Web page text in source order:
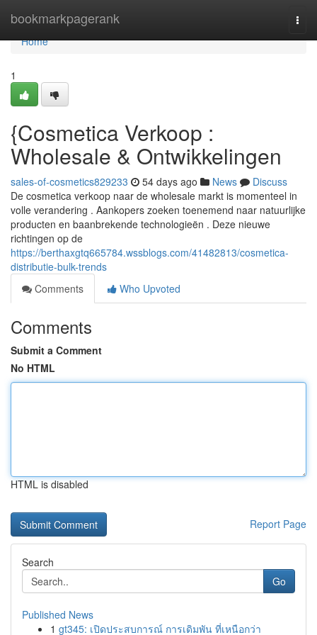
bookmarkpagerank
Home
Home
1
{Cosmetica Verkoop :
Wholesale & Ontwikkelingen
sales-of-cosmetics829233 54 days ago News
Discuss
De cosmetica verkoop naar de wholesale markt is momenteel in
volle verandering . Aankopers zoeken toenemend naar natuurlijke
producten en baanbrekende technologieën . Deze nieuwe
richtingen op de
https://berthaxgtq665784.wssblogs.com/41482813/cosmetica-
distributie-bulk-trends
Comments
Who Upvoted
Comments
Submit a Comment
No HTML
HTML is disabled
Report Page
Search
Go
Published News
1 gt345: เปิดประสบการณ์ การเดิมพัน ที่เหนือกว่า